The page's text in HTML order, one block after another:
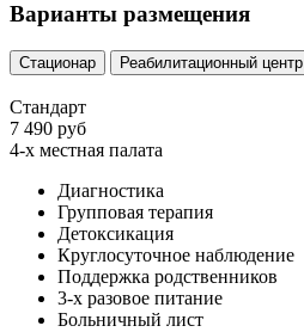
Варианты размещения
Стационар Реабилитационный центр
Стандарт
7 490 руб
4-х местная палата
Диагностика
Групповая терапия
Детоксикация
Круглосуточное наблюдение
Поддержка родственников
3-х разовое питание
Больничный лист